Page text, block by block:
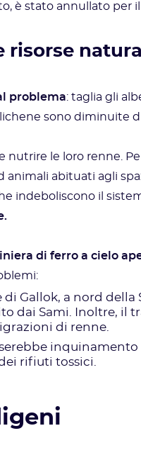
è stato annullato per
risorse
problema: taglia gli
sono diminuite di
nutrire le loro renne.
animali abituati agli
indeboliscono il
di ferro a cielo
Gallok, a nord della
dai Sami. Inoltre, il
di renne.
inquinamento
rifiuti tossici.